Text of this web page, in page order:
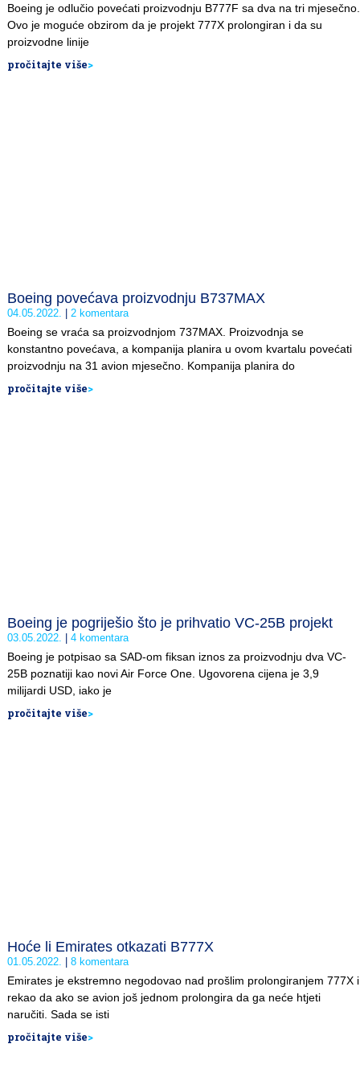
Boeing je odlučio povećati proizvodnju B777F sa dva na tri mjesečno.
Ovo je moguće obzirom da je projekt 777X prolongiran i da su
proizvodne linije
pročitajte više>
Boeing povećava proizvodnju B737MAX
04.05.2022. 2 komentara
Boeing se vraća sa proizvodnjom 737MAX. Proizvodnja se
konstantno povećava, a kompanija planira u ovom kvartalu povećati
proizvodnju na 31 avion mjesečno. Kompanija planira do
pročitajte više>
Boeing je pogriješio što je prihvatio VC-25B projekt
03.05.2022. 4 komentara
Boeing je potpisao sa SAD-om fiksan iznos za proizvodnju dva VC-
25B poznatiji kao novi Air Force One. Ugovorena cijena je 3,9
milijardi USD, iako je
pročitajte više>
Hoće li Emirates otkazati B777X
01.05.2022. 8 komentara
Emirates je ekstremno negodovao nad prošlim prolongiranjem 777X i
rekao da ako se avion još jednom prolongira da ga neće htjeti
naručiti. Sada se isti
pročitajte više>